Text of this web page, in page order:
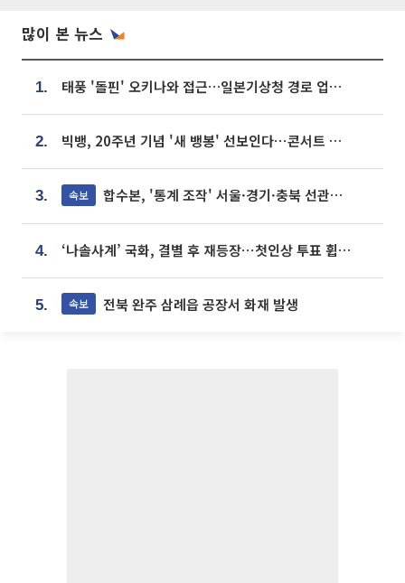
많이 본 뉴스
1. 태풍 '돌핀' 오키나와 접근…일본기상청 경로 업데이트
2. 빅뱅, 20주년 기념 '새 뱅봉' 선보인다⋯콘서트 앞두고 팝업 개최
3. 속보 합수본, '통계 조작' 서울·경기·충북 선관위 등 추가 압수수색
4. ‘나솔사계’ 국화, 결별 후 재등장⋯첫인상 투표 휩쓸고 ‘인기녀’ 등극
5. 속보 전북 완주 삼례읍 공장서 화재 발생